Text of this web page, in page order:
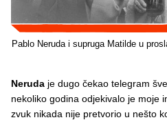
Pablo Neruda i supruga Matilde u
Neruda je dugo čekao telegram
nekoliko godina odjekivalo je moje
zvuk nikada nije pretvorio u nešto